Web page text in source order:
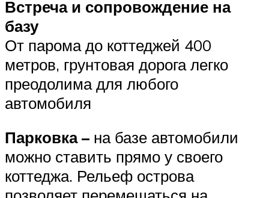
Встреча и сопровождение на
базу
От парома до коттеджей 400
метров, грунтовая дорога легко
преодолима для любого
автомобиля
Парковка – на базе автомобили
можно ставить прямо у своего
коттеджа. Рельеф острова